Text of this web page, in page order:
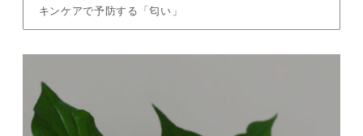
キンケアで予防する「匂い」